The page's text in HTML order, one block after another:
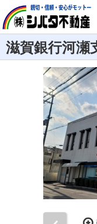
滋賀銀行河瀬